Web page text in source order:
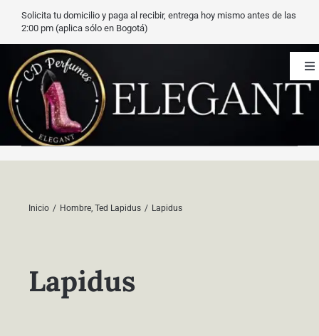
Saltar
contenido
Solicita tu domicilio y paga al recibir, entrega hoy mismo antes de las
2:00 pm (aplica sólo en Bogotá)
CD Perfumes
Blog
Contacto
Inicio Hombre Ted Lapidus Lapidus
Lapidus